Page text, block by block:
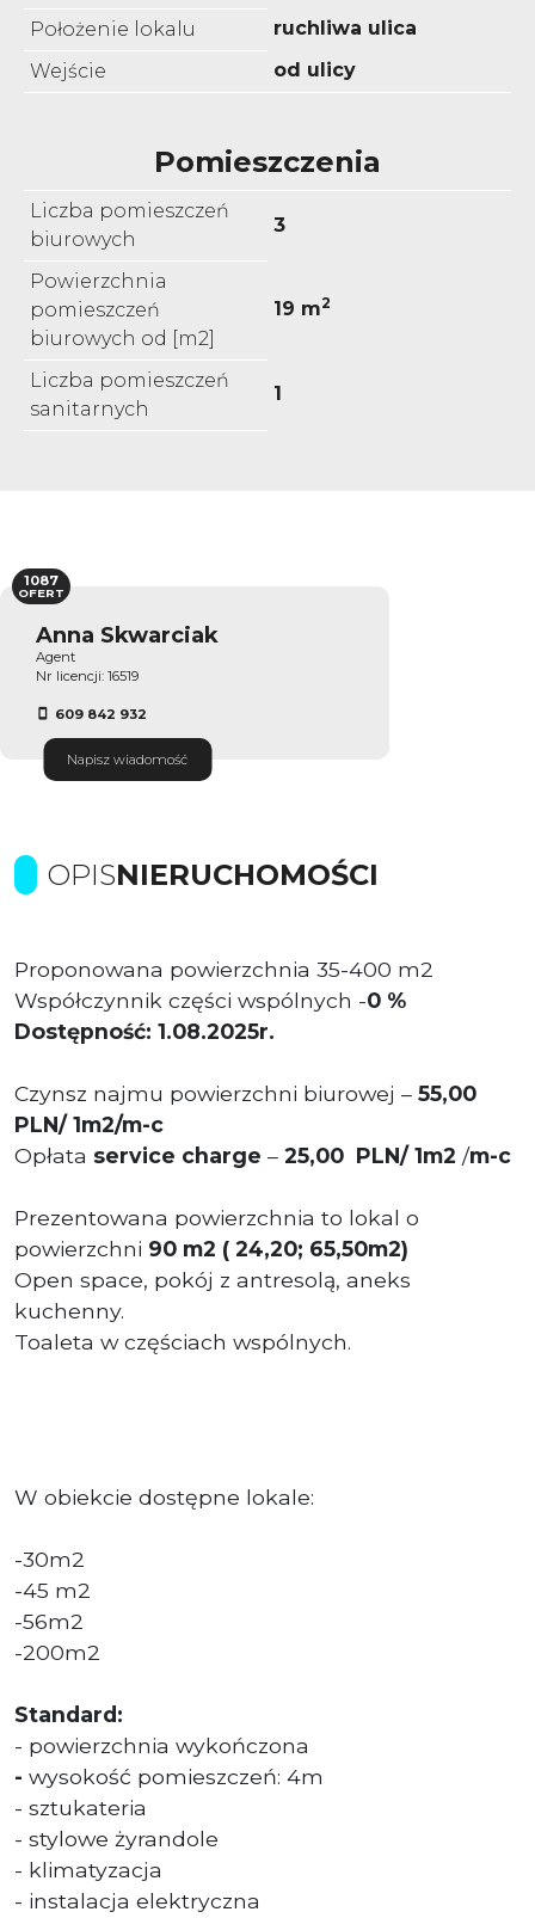
Położenie lokalu
ruchliwa ulica
Wejście
od ulicy
Pomieszczenia
Liczba pomieszczeń
biurowych
3
Powierzchnia
pomieszczeń
biurowych od [m2]
19 m2
Liczba pomieszczeń
sanitarnych
1
Anna Skwarciak
Agent
Nr licencji: 16519
609 842 932
Napisz wiadomość
1087
OFERT
OPISNIERUCHOMOŚCI
Proponowana powierzchnia 35-400 m2
Współczynnik części wspólnych -0 %
Dostępność: 1.08.2025r.
Czynsz najmu powierzchni biurowej – 55,00
PLN/ 1m2/m-c
Opłata service charge – 25,00 PLN/ 1m2 /m-c
Prezentowana powierzchnia to lokal o
powierzchni 90 m2 ( 24,20; 65,50m2)
Open space, pokój z antresolą, aneks
kuchenny.
Toaleta w częściach wspólnych.
W obiekcie dostępne lokale:
-30m2
-45 m2
-56m2
-200m2
Standard:
- powierzchnia wykończona
- wysokość pomieszczeń: 4m
- sztukateria
- stylowe żyrandole
- klimatyzacja
- instalacja elektryczna